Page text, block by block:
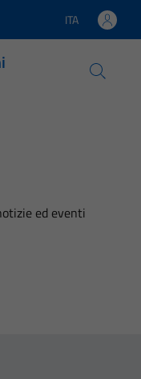
Lingua attiva:
ITA
ed eventi